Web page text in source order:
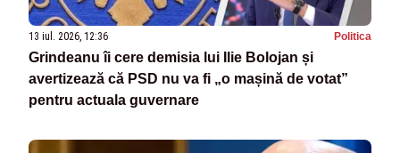
13 iul. 2026, 12:36 Politica
Grindeanu îi cere demisia lui Ilie Bolojan și
avertizează că PSD nu va fi „o mașină de votat”
pentru actuala guvernare